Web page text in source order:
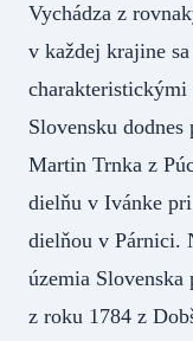
Vychádza z
v každej krajine
Slovensku
Martin Trnka z
dielňu v Ivánke
dielňou v Párnici.
územia Slovenska
z roku 1784 z